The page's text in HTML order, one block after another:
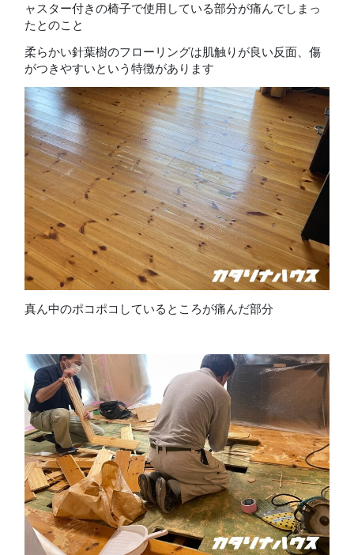
ャスター付きの椅子で使用している部分が痛んでしまっ
たとのこと
柔らかい針葉樹のフローリングは肌触りが良い反面、傷
がつきやすいという特徴があります
真ん中のポコポコしているところが痛んだ部分